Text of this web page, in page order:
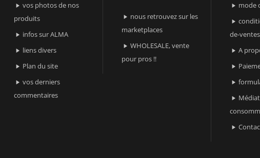
 vos photos de nos
produits
 infos sur ALMA
 liens divers
 Plan du site
 vos derniers
commentaires
 nous retrouvez sur les
marketplaces
 WHOLESALE, vente
pour pros !!
 mode

de-ventes
 A



